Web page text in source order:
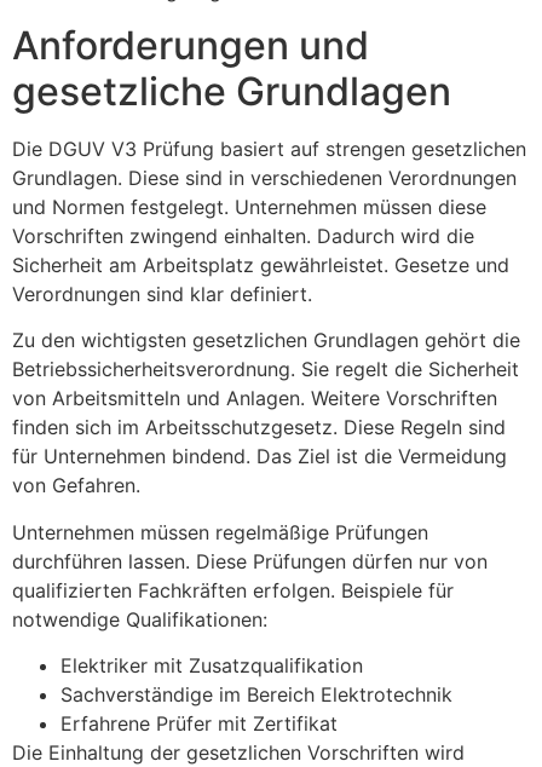
Anforderungen und
gesetzliche Grundlagen
Die DGUV V3 Prüfung basiert auf strengen gesetzlichen
Grundlagen. Diese sind in verschiedenen Verordnungen
und Normen festgelegt. Unternehmen müssen diese
Vorschriften zwingend einhalten. Dadurch wird die
Sicherheit am Arbeitsplatz gewährleistet. Gesetze und
Verordnungen sind klar definiert.
Zu den wichtigsten gesetzlichen Grundlagen gehört die
Betriebssicherheitsverordnung. Sie regelt die Sicherheit
von Arbeitsmitteln und Anlagen. Weitere Vorschriften
finden sich im Arbeitsschutzgesetz. Diese Regeln sind
für Unternehmen bindend. Das Ziel ist die Vermeidung
von Gefahren.
Unternehmen müssen regelmäßige Prüfungen
durchführen lassen. Diese Prüfungen dürfen nur von
qualifizierten Fachkräften erfolgen. Beispiele für
notwendige Qualifikationen:
Elektriker mit Zusatzqualifikation
Sachverständige im Bereich Elektrotechnik
Erfahrene Prüfer mit Zertifikat
Die Einhaltung der gesetzlichen Vorschriften wird